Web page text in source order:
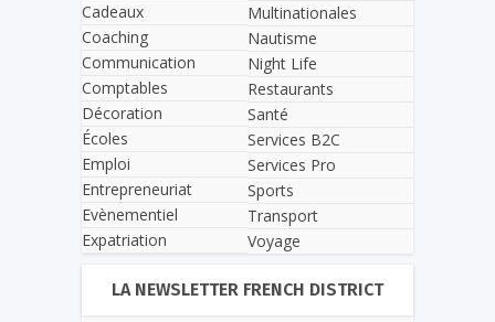
Cadeaux
Coaching
Communication
Comptables
Décoration
Écoles
Emploi
Entrepreneuriat
Evènementiel
Expatriation
Multinationales
Nautisme
Night Life
Restaurants
Santé
Services B2C
Services Pro
Sports
Transport
Voyage
LA NEWSLETTER FRENCH DISTRICT